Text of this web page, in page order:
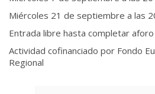
Miércoles 21 de septiembre a las
Entrada libre hasta completar aforo
Actividad cofinanciado por Fondo
Regional